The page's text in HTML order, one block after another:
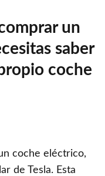
un
saber
coche
coche eléctrico,
de Tesla. Esta